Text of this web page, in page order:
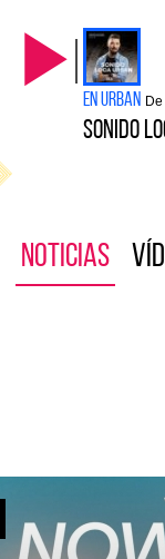
en Urban
SONIDO
Noticias